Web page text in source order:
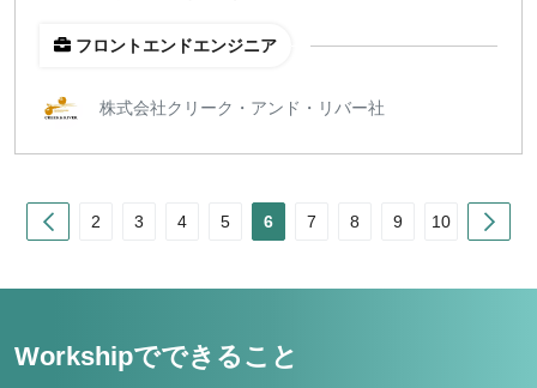
フロントエンドエンジニア
株式会社クリーク・アンド・リバー社
Prev
2 3 4 5 6 7 8 9 10
Workshipでできること